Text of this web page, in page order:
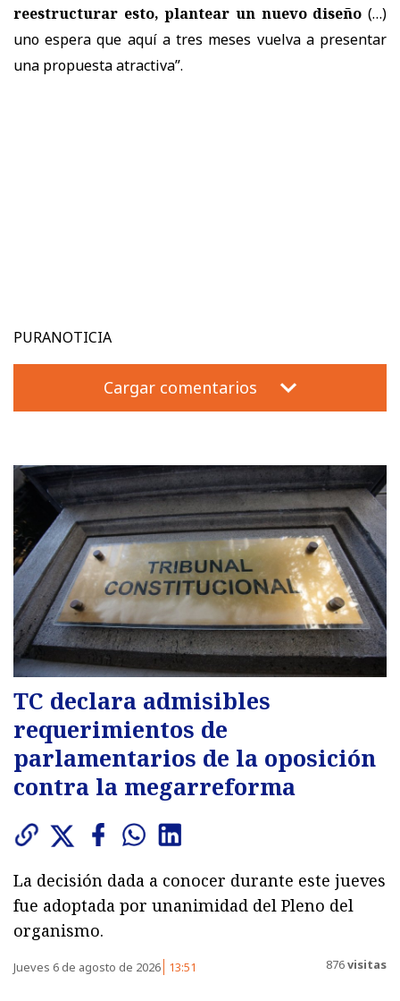
reestructurar esto, plantear un nuevo diseño (…)
uno espera que aquí a tres meses vuelva a presentar
una propuesta atractiva”.
PURANOTICIA
Cargar comentarios
TC declara admisibles
requerimientos de
parlamentarios de la oposición
contra la megarreforma
La decisión dada a conocer durante este jueves
fue adoptada por unanimidad del Pleno del
organismo.
Jueves 6 de agosto de 2026 13:51 876visitas